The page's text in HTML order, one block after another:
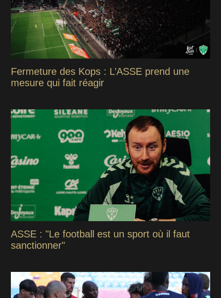
Fermeture des Kops : L’ASSE prend une
mesure qui fait réagir
ASSE : "Le football est un sport où il faut
sanctionner"